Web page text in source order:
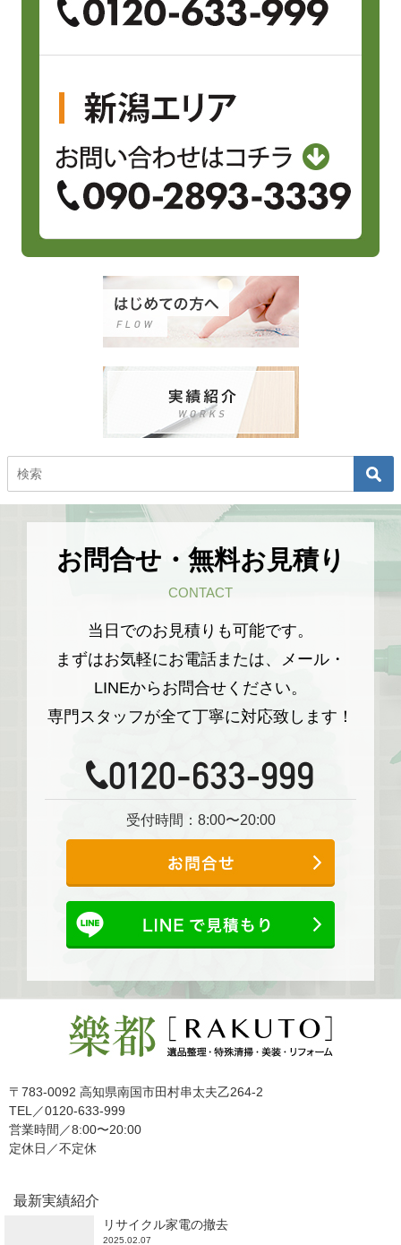
お問合せ・無料お見積り
CONTACT
当日でのお見積りも可能です。
まずはお気軽にお電話または、メール・
LINEからお問合せください。
専門スタッフが全て丁寧に対応致します！
受付時間：8:00〜20:00
〒783-0092 高知県南国市田村串太夫乙264-2
TEL／0120-633-999
営業時間／8:00〜20:00
定休日／不定休
最新実績紹介
リサイクル家電の撤去
2025.02.07